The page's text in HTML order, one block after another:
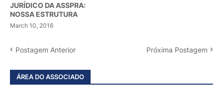
JURÍDICO DA ASSPRA:
NOSSA ESTRUTURA
March 10, 2016
Postagem Anterior Próxima Postagem
ÁREA DO ASSOCIADO